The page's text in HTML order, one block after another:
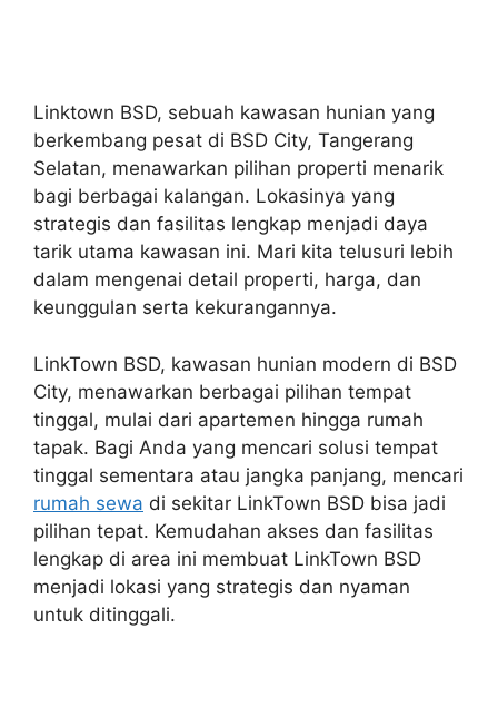
Linktown BSD, sebuah kawasan hunian yang
berkembang pesat di BSD City, Tangerang
Selatan, menawarkan pilihan properti menarik
bagi berbagai kalangan. Lokasinya yang
strategis dan fasilitas lengkap menjadi daya
tarik utama kawasan ini. Mari kita telusuri lebih
dalam mengenai detail properti, harga, dan
keunggulan serta kekurangannya.
LinkTown BSD, kawasan hunian modern di BSD
City, menawarkan berbagai pilihan tempat
tinggal, mulai dari apartemen hingga rumah
tapak. Bagi Anda yang mencari solusi tempat
tinggal sementara atau jangka panjang, mencari
rumah sewa di sekitar LinkTown BSD bisa jadi
pilihan tepat. Kemudahan akses dan fasilitas
lengkap di area ini membuat LinkTown BSD
menjadi lokasi yang strategis dan nyaman
untuk ditinggali.